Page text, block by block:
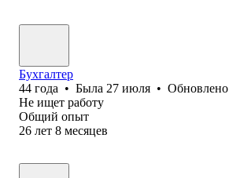
Бухгалтер
44 года • Была 27 июля • Обновлено
Не ищет работу
Общий опыт
26 лет 8 месяцев